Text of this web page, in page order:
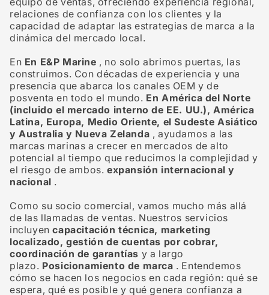
relaciones de confianza con los clientes y la
capacidad de adaptar las estrategias de marca a la
dinámica del mercado local.
En En E&P Marine , no solo abrimos puertas, las
construimos. Con décadas de experiencia y una
presencia que abarca los canales OEM y de
posventa en todo el mundo. En América del Norte
(incluido el mercado interno de EE. UU.), América
Latina, Europa, Medio Oriente, el Sudeste Asiático
y Australia y Nueva Zelanda , ayudamos a las
marcas marinas a crecer en mercados de alto
potencial al tiempo que reducimos la complejidad y
el riesgo de ambos. expansión internacional y
nacional .
Como su socio comercial, vamos mucho más allá
de las llamadas de ventas. Nuestros servicios
incluyen capacitación técnica, marketing
localizado, gestión de cuentas por cobrar,
coordinación de garantías y a largo
plazo. Posicionamiento de marca . Entendemos
cómo se hacen los negocios en cada región: qué se
espera, qué es posible y qué genera confianza a